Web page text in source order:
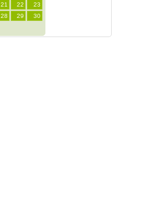
21 22
23
28 29
30